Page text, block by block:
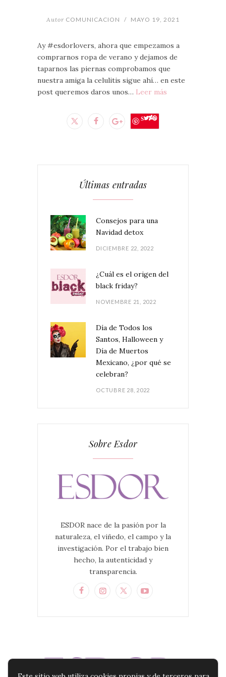
Autor COMUNICACION / MAYO 19, 2021
Ay #esdorlovers, ahora que empezamos a
comprarnos ropa de verano y dejamos de
taparnos las piernas comprobamos que
nuestra amiga la celulitis sigue ahí… en este
post queremos daros unos… Leer más
Save
Últimas entradas
Consejos para una
Navidad detox
DICIEMBRE 22, 2022
¿Cuál es el origen del
black friday?
NOVIEMBRE 21, 2022
Día de Todos los
Santos, Halloween y
Día de Muertos
Mexicano, ¿por qué se
celebran?
OCTUBRE 28, 2022
Sobre Esdor
ESDOR nace de la pasión por la
naturaleza, el viñedo, el campo y la
investigación. Por el trabajo bien
hecho, la autenticidad y
transparencia.